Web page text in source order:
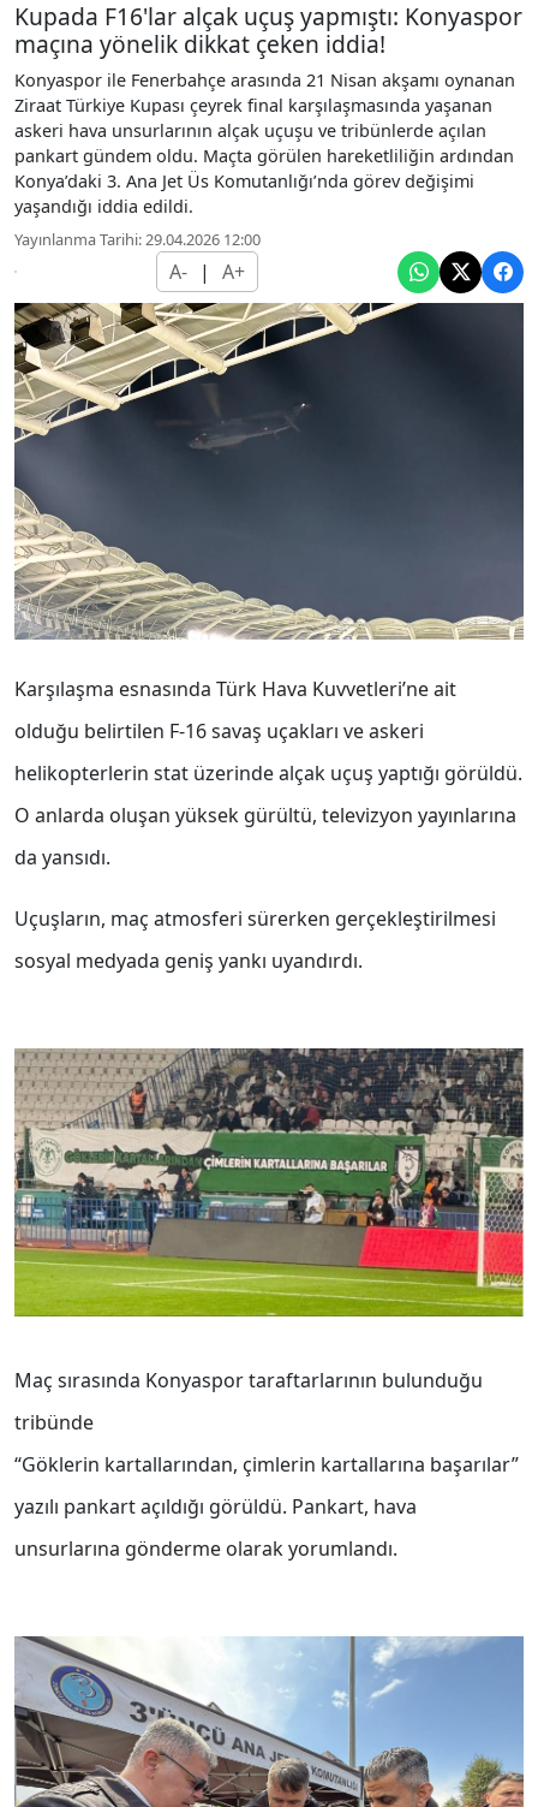
Kupada F16'lar alçak uçuş yapmıştı: Konyaspor
maçına yönelik dikkat çeken iddia!
Konyaspor ile Fenerbahçe arasında 21 Nisan akşamı oynanan
Ziraat Türkiye Kupası çeyrek final karşılaşmasında yaşanan
askeri hava unsurlarının alçak uçuşu ve tribünlerde açılan
pankart gündem oldu. Maçta görülen hareketliliğin ardından
Konya’daki 3. Ana Jet Üs Komutanlığı’nda görev değişimi
yaşandığı iddia edildi.
Yayınlanma Tarihi: 29.04.2026 12:00
A- | A+
Karşılaşma esnasında Türk Hava Kuvvetleri’ne ait
olduğu belirtilen F-16 savaş uçakları ve askeri
helikopterlerin stat üzerinde alçak uçuş yaptığı görüldü.
O anlarda oluşan yüksek gürültü, televizyon yayınlarına
da yansıdı.
Uçuşların, maç atmosferi sürerken gerçekleştirilmesi
sosyal medyada geniş yankı uyandırdı.
Maç sırasında Konyaspor taraftarlarının bulunduğu
tribünde
“Göklerin kartallarından, çimlerin kartallarına başarılar”
yazılı pankart açıldığı görüldü. Pankart, hava
unsurlarına gönderme olarak yorumlandı.